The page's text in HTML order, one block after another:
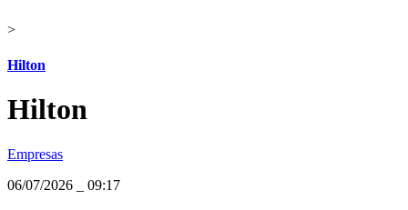
>
Hilton
Hilton
Empresas
06/07/2026
09:17